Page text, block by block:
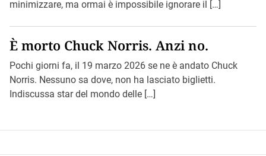
minimizzare, ma ormai è impossibile ignorare il […]
È morto Chuck Norris. Anzi no.
Pochi giorni fa, il 19 marzo 2026 se ne è andato Chuck
Norris. Nessuno sa dove, non ha lasciato biglietti.
Indiscussa star del mondo delle […]